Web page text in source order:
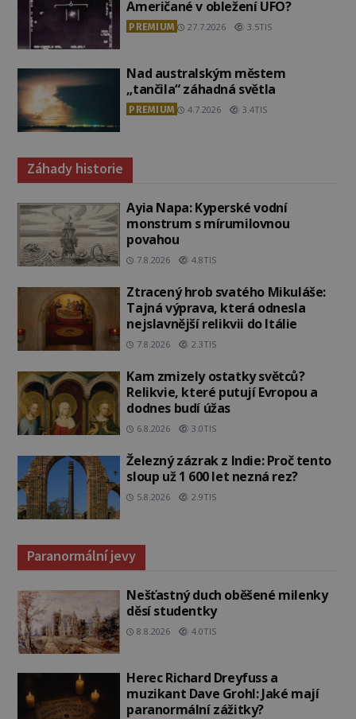
Američané v obležení UFO?
PREMIUM 27.7.2026 3.5TIS
Nad australským městem
„tančila“ záhadná světla
PREMIUM 4.7.2026 3.4TIS
Záhady historie
Ayia Napa: Kyperské vodní
monstrum s mírumilovnou
povahou
7.8.2026 4.8TIS
Ztracený hrob svatého Mikuláše:
Tajná výprava, která odnesla
nejslavnější relikvii do Itálie
7.8.2026 2.3TIS
Kam zmizely ostatky světců?
Relikvie, které putují Evropou a
dodnes budí úžas
6.8.2026 3.0TIS
Železný zázrak z Indie: Proč tento
sloup už 1 600 let nezná rez?
5.8.2026 2.9TIS
Paranormální jevy
Nešťastný duch oběšené milenky
děsí studentky
8.8.2026 4.0TIS
Herec Richard Dreyfuss a
muzikant Dave Grohl: Jaké mají
paranormální zážitky?